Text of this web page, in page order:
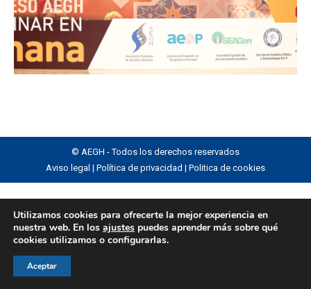
© AEGH - Todos los derechos reservados
Aviso legal | Política de privacidad | Politica de cookies
Utilizamos cookies para ofrecerte la mejor experiencia en
nuestra web. En los ajustes puedes aprender más sobre qué
cookies utilizamos o configurarlas.
Aceptar